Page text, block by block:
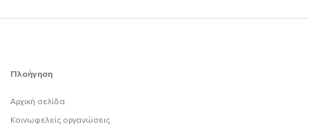
Πλοήγηση
Αρχική σελίδα
Κοινωφελείς οργανώσεις